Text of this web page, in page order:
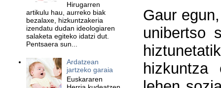
Gaur
unibertso
hizkuntza
Hirugarren
artikulu hau, aurreko biak
bezalaxe, hizkuntzakeria
izendatu dudan ideologiaren
salaketa egiteko idatzi dut.
Pentsaera sun...
Ardatzean
jartzeko garaia
Euskararen